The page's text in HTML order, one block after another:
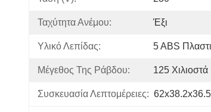
Ταχύτητα Ανέμου: Έξι
Υλικό Λεπίδας: 5 ABS
Μέγεθος Της Ράβδου: 125 Χιλιοστά
Συσκευασία Λεπτομέρειες: